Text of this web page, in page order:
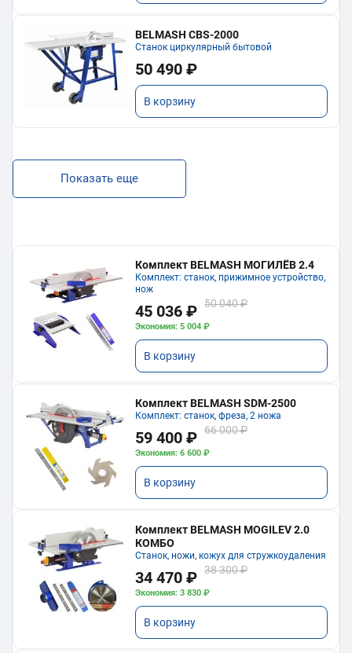
BELMASH CBS-2000
Станок циркулярный бытовой
50 490 ₽
В корзину
Показать еще
Комплект BELMASH МОГИЛЁВ 2.4
Комплект: станок, прижимное устройство,
нож
45 036 ₽ 50 040 ₽
Экономия: 5 004 ₽
В корзину
Комплект BELMASH SDM-2500
Комплект: станок, фреза, 2 ножа
59 400 ₽ 66 000 ₽
Экономия: 6 600 ₽
В корзину
Комплект BELMASH MOGILEV 2.0
КОМБО
Станок, ножи, кожух для стружкоудаления
34 470 ₽ 38 300 ₽
Экономия: 3 830 ₽
В корзину